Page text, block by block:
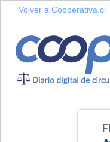
Volver a Cooperativa.cl